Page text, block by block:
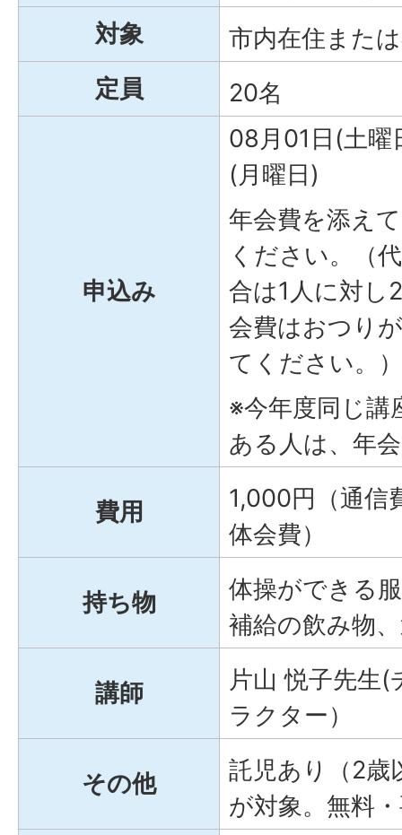
対象
市内在住また
定員
20名
申込み
08月01日(土
(月曜日)
年会費を添え
ください。（
合は1人に対し
会費はおつり
てください。）
※今年度同じ講
ある人は、年
費用
1,000円（通信
体会費）
持ち物
体操ができる
補給の飲み物
講師
片山 悦子先生
ラクター）
その他
託児あり（2歳
が対象。無料